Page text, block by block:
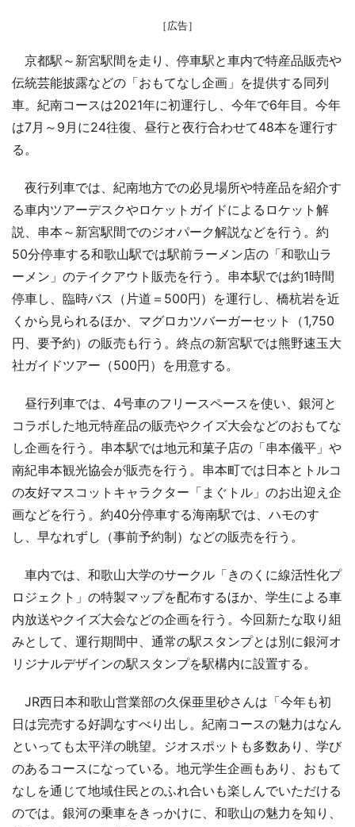
［広告］
京都駅～新宮駅間を走り、停車駅と車内で特産品販売や
伝統芸能披露などの「おもてなし企画」を提供する同列
車。紀南コースは2021年に初運行し、今年で6年目。今年
は7月～9月に24往復、昼行と夜行合わせて48本を運行す
る。
夜行列車では、紀南地方での必見場所や特産品を紹介す
る車内ツアーデスクやロケットガイドによるロケット解
説、串本～新宮駅間でのジオパーク解説などを行う。約
50分停車する和歌山駅では駅前ラーメン店の「和歌山ラ
ーメン」のテイクアウト販売を行う。串本駅では約1時間
停車し、臨時バス（片道＝500円）を運行し、橋杭岩を近
くから見られるほか、マグロカツバーガーセット（1,750
円、要予約）の販売も行う。終点の新宮駅では熊野速玉大
社ガイドツアー（500円）を用意する。
昼行列車では、4号車のフリースペースを使い、銀河と
コラボした地元特産品の販売やクイズ大会などのおもてな
し企画を行う。串本駅では地元和菓子店の「串本儀平」や
南紀串本観光協会が販売を行う。串本町では日本とトルコ
の友好マスコットキャラクター「まぐトル」のお出迎え企
画などを行う。約40分停車する海南駅では、ハモのす
し、早なれずし（事前予約制）などの販売を行う。
車内では、和歌山大学のサークル「きのくに線活性化プ
ロジェクト」の特製マップを配布するほか、学生による車
内放送やクイズ大会などの企画を行う。今回新たな取り組
みとして、運行期間中、通常の駅スタンプとは別に銀河オ
リジナルデザインの駅スタンプを駅構内に設置する。
JR西日本和歌山営業部の久保亜里砂さんは「今年も初
日は完売する好調なすべり出し。紀南コースの魅力はなん
といっても太平洋の眺望。ジオスポットも多数あり、学び
のあるコースになっている。地元学生企画もあり、おもて
なしを通じて地域住民とのふれ合いも楽しんでいただける
のでは。銀河の乗車をきっかけに、和歌山の魅力を知り、